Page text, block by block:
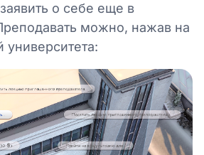
о себе еще в
можно, нажав на